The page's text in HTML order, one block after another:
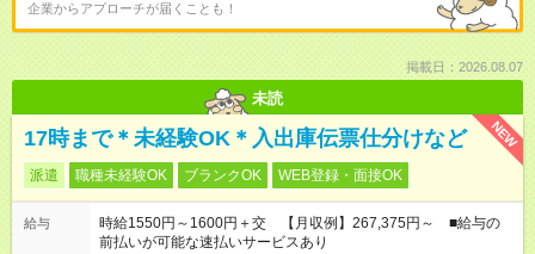
企業からアプローチが届くことも！
掲載日：2026.08.07
未読
NEW
17時まで＊未経験OK＊入出庫伝票仕分けなど
派遣 職種未経験OK ブランクOK WEB登録・面接OK
給与
時給1550円～1600円＋交 【月収例】267,375円～ ■給与の
前払いが可能な速払いサービスあり